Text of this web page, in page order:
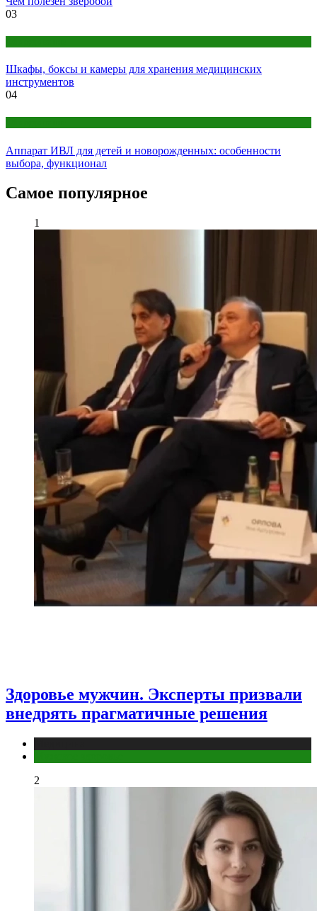
03
Шкафы, боксы и камеры для хранения медицинских
инструментов
04
Аппарат ИВЛ для детей и новорожденных: особенности
выбора, функционал
Самое популярное
1
Здоровье мужчин. Эксперты призвали
внедрять прагматичные решения
2